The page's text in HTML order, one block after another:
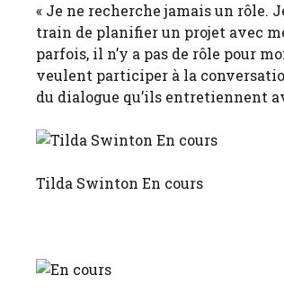
« Je ne recherche jamais un rôle.
train de planifier un projet avec
parfois, il n’y a pas de rôle pour
veulent participer à la
du dialogue qu’ils entretiennent
Tilda Swinton En cours